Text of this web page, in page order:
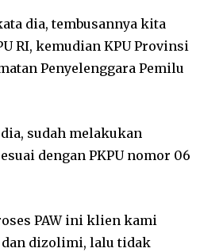
dia, tembusannya kita
RI, kemudian KPU Provinsi
Penyelenggara Pemilu
sudah melakukan
dengan PKPU nomor 06
PAW ini klien kami
dizolimi, lalu tidak